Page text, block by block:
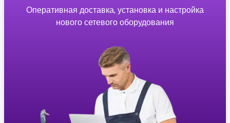
Оперативная доставка, установка и настройка
нового сетевого оборудования